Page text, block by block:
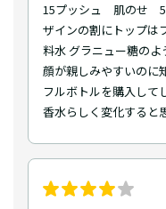
15プッシュ 肌のせ
ザインの割にトップは
料水 グラニュー糖の
顔が親しみやすいのに
フルボトルを購入して
香水らしく変化すると